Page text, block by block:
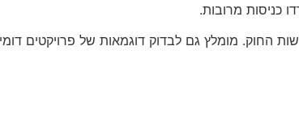
כניסות מרובות.
החוק. מומלץ גם לבדוק דוגמאות של פרויקטים